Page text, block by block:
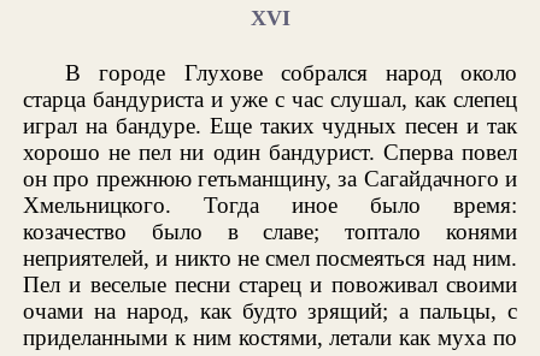
XVI
В городе Глухове собрался народ около
старца бандуриста и уже с час слушал, как слепец
играл на бандуре. Еще таких чудных песен и так
хорошо не пел ни один бандурист. Сперва повел
он про прежнюю гетьманщину, за Сагайдачного и
Хмельницкого. Тогда иное было время:
козачество было в славе; топтало конями
неприятелей, и никто не смел посмеяться над ним.
Пел и веселые песни старец и повоживал своими
очами на народ, как будто зрящий; а пальцы, с
приделанными к ним костями, летали как муха по